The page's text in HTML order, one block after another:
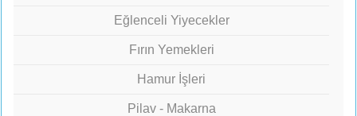
Eğlenceli Yiyecekler
Fırın Yemekleri
Hamur İşleri
Pilav - Makarna